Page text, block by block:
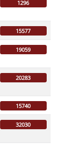
1296
15577
19059
20283
15740
32030